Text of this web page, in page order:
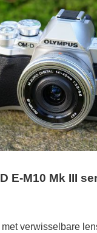
E-M10 Mk III
verwisselbare